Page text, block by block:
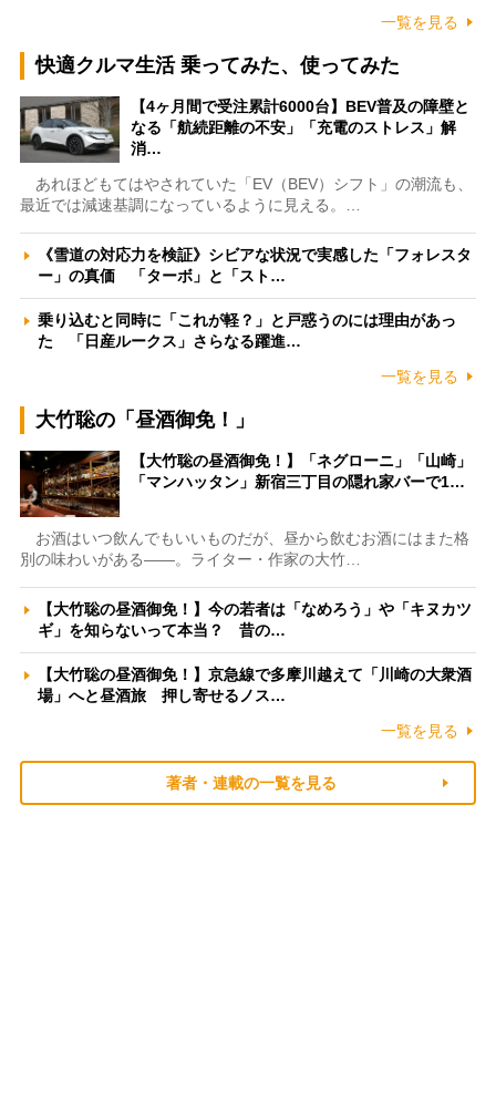
一覧を見る
快適クルマ生活 乗ってみた、使ってみた
【4ヶ月間で受注累計6000台】BEV普及の障壁と
なる「航続距離の不安」「充電のストレス」解
消…
あれほどもてはやされていた「EV（BEV）シフト」の潮流も、
最近では減速基調になっているように見える。…
《雪道の対応力を検証》シビアな状況で実感した「フォレスタ
ー」の真価 「ターボ」と「スト…
乗り込むと同時に「これが軽？」と戸惑うのには理由があっ
た 「日産ルークス」さらなる躍進…
一覧を見る
大竹聡の「昼酒御免！」
【大竹聡の昼酒御免！】「ネグローニ」「山崎」
「マンハッタン」新宿三丁目の隠れ家バーで1…
お酒はいつ飲んでもいいものだが、昼から飲むお酒にはまた格
別の味わいがある――。ライター・作家の大竹…
【大竹聡の昼酒御免！】今の若者は「なめろう」や「キヌカツ
ギ」を知らないって本当？ 昔の…
【大竹聡の昼酒御免！】京急線で多摩川越えて「川崎の大衆酒
場」へと昼酒旅 押し寄せるノス…
一覧を見る
著者・連載の一覧を見る